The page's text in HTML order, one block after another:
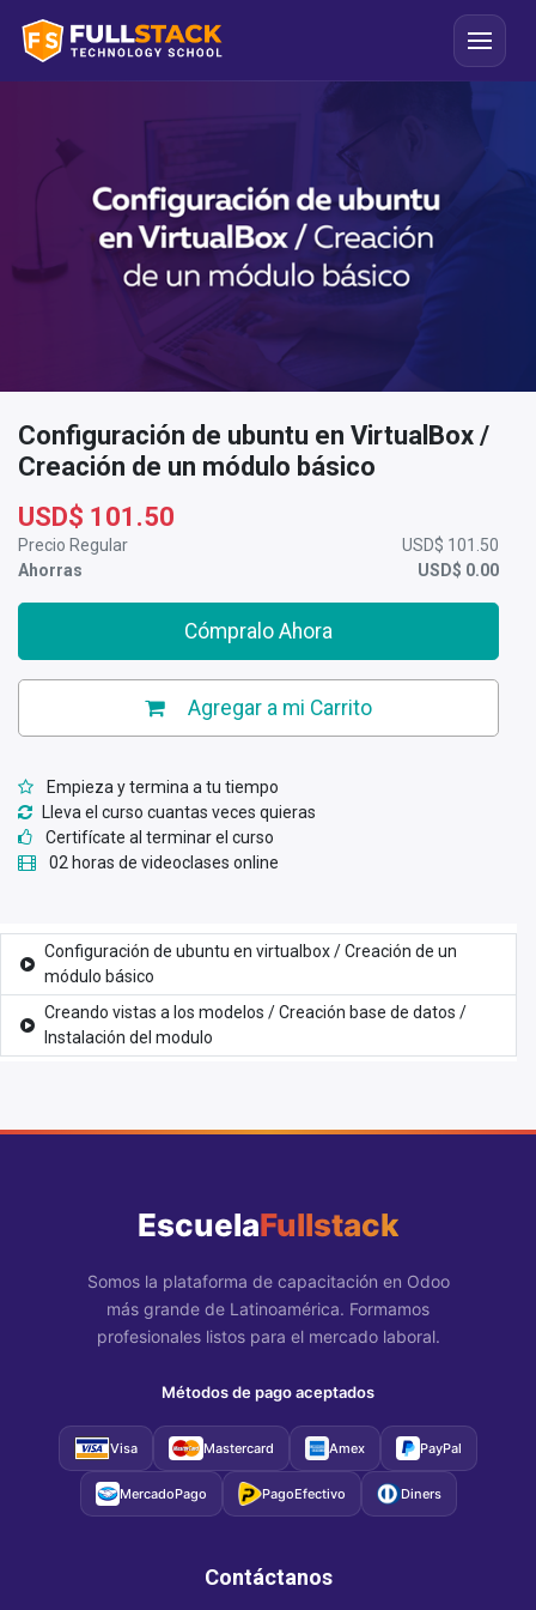
Configuración de ubuntu en VirtualBox /
Creación de un módulo básico
USD$ 101.50
Precio Regular USD$ 101.50
Ahorras
USD$ 0.00
Cómpralo Ahora
Agregar a mi Carrito
Empieza y termina a tu tiempo
Lleva el curso cuantas veces quieras
Certifícate al terminar el curso
02 horas de videoclases online
Configuración de ubuntu en virtualbox / Creación de un
módulo básico
Creando vistas a los modelos / Creación base de datos /
Instalación del modulo
EscuelaFullstack
Somos la plataforma de capacitación en Odoo
más grande de Latinoamérica. Formamos
profesionales listos para el mercado laboral.
Métodos de pago aceptados
Visa Mastercard Amex PayPal
MercadoPago PagoEfectivo Diners
Contáctanos